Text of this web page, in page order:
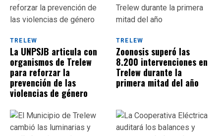
TRELEW
La UNPSJB articula con
organismos de Trelew
para reforzar la
prevención de las
violencias de género
TRELEW
Zoonosis superó las
8.200 intervenciones en
Trelew durante la
primera mitad del año